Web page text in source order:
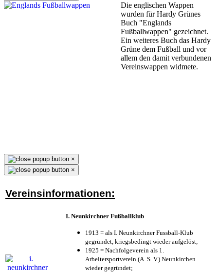
Die englischen Wappen
wurden für Hardy Grünes
Buch "Englands
Fußballwappen" gezeichnet.
Ein weiteres Buch das Hardy
Grüne dem Fußball und vor
allem den damit verbundenen
Vereinswappen widmete.
×
×
Vereinsinformationen:
I. Neunkirchner Fußballklub
1913 = als I. Neunkirchner Fussball-Klub
gegründet, kriegsbedingt wieder aufgelöst;
1925 = Nachfolgeverein als 1.
Arbeitersportverein (A. S. V.) Neunkirchen
wieder gegründet;